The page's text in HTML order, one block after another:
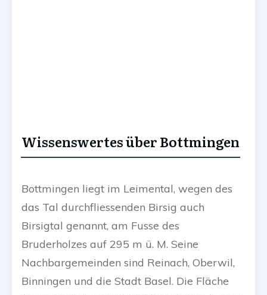
Wissenswertes über Bottmingen
Bottmingen liegt im Leimental, wegen des
das Tal durchfliessenden Birsig auch
Birsigtal genannt, am Fusse des
Bruderholzes auf 295 m ü. M. Seine
Nachbargemeinden sind Reinach, Oberwil,
Binningen und die Stadt Basel. Die Fläche